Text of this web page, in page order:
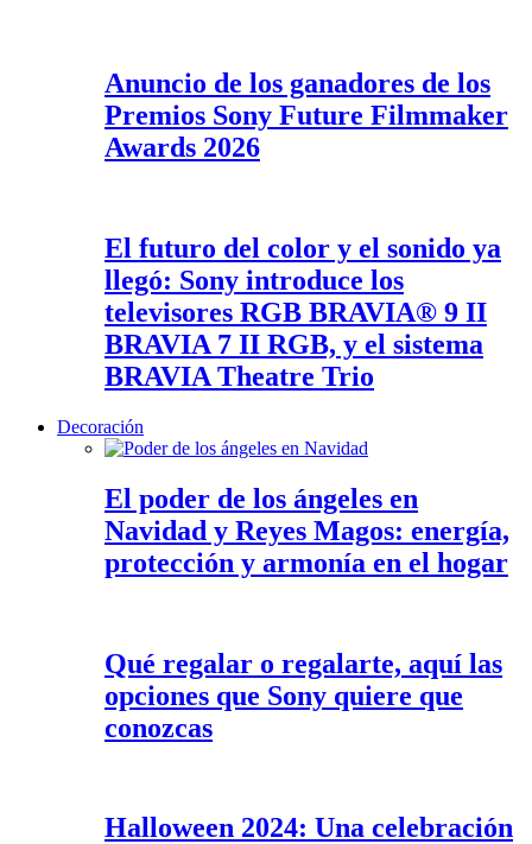
Anuncio de los ganadores de los
Premios Sony Future Filmmaker
Awards 2026
El futuro del color y el sonido ya
llegó: Sony introduce los
televisores RGB BRAVIA® 9 II
BRAVIA 7 II RGB, y el sistema
BRAVIA Theatre Trio
Decoración
El poder de los ángeles en
Navidad y Reyes Magos: energía,
protección y armonía en el hogar
Qué regalar o regalarte, aquí las
opciones que Sony quiere que
conozcas
Halloween 2024: Una celebración